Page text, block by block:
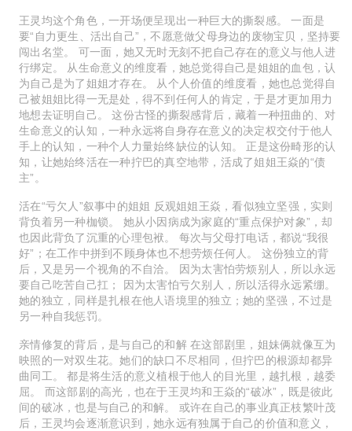
王灵均这个角色，一开场便呈现出一种巨大的撕裂感。 一面是
要“自力更生、活出自己”，不愿意做父母身边的废物宝贝，坚持要
闯出名堂。 可一面，她又无时无刻不把自己存在的意义与他人进
行绑定。 从生命意义的维度看，她总觉得自己是姐姐的血包，认
为自己是为了姐姐才存在。 从个人价值的维度看，她也总觉得自
己被姐姐比得一无是处，得不到任何人的肯定，于是才更加用力
地想去证明自己。 这份古怪的撕裂感背后，藏着一种扭曲的、对
生命意义的认知，一种永远将自身存在意义的决定权交付于他人
手上的认知，一种个人力量始终缺位的认知。 正是这份畸形的认
知，让她始终活在一种拧巴的真空地带，活成了姐姐王焱的“债
主”。
活在“亏欠人”叙事中的姐姐 反观姐姐王焱，看似独立坚强，实则
背负着另一种枷锁。 她从小因病成为家庭的“重点保护对象”，却
也因此背负了沉重的心理包袱。 每次与父母打电话，都说“我很
好”；在工作中拼到不顾身体也不想劳烦任何人。 这份独立的背
后，又是另一个视角的不自洽。 因为太害怕劳烦别人，所以永远
要自己吃苦自己扛； 因为太害怕亏欠别人，所以活得永远紧绷。
她的独立，同样是扎根在他人语境里的独立；她的坚强，不过是
另一种自我惩罚。
亲情修复的背后，是与自己的和解 在这部剧里，姐妹俩就像互为
映照的一对双生花。她们的缺口不尽相同，但拧巴的根源却都异
曲同工。 都是将生活的意义植根于他人的目光里，越扎根，越委
屈。 而这部剧的高光，也在于王灵均和王焱的“破冰”，既是彼此
间的破冰，也是与自己的和解。 或许在自己的事业真正枝繁叶茂
后，王灵均会逐渐意识到，她永远有独属于自己的价值和意义，